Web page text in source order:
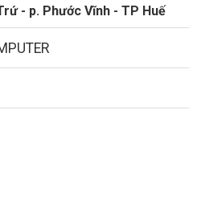
- p. Phước Vĩnh - TP Huế